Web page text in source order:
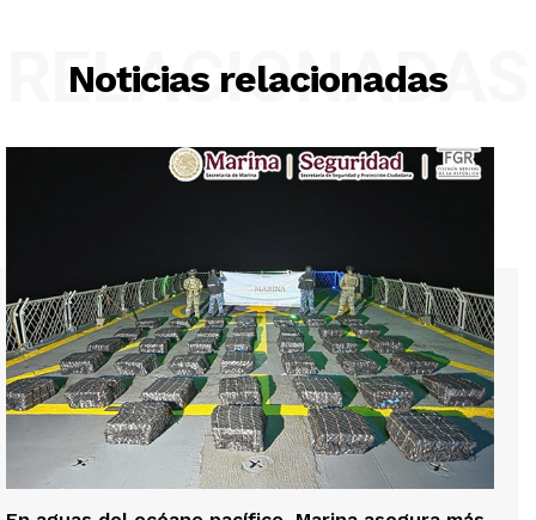
Noticias relacionadas
RELACIONADAS